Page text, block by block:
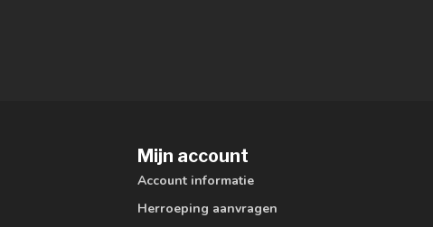
Mijn account
Account informatie
Herroeping aanvragen